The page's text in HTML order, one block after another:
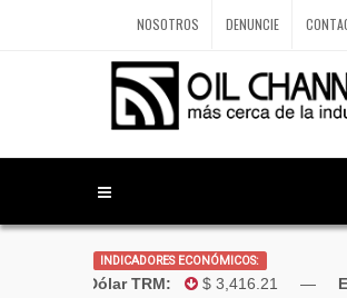
NOSOTROS DENUNCIE
INDICADORES ECONÓMICOS:
Dólar TRM: $ 3,416.21 —